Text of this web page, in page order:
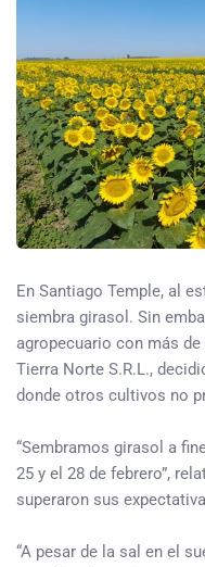
En Santiago Temple, al
siembra girasol. Sin
agropecuario con más
Tierra Norte S.R.L.,
donde otros cultivos no
“Sembramos girasol a
25 y el 28 de febrero”,
superaron sus
“A pesar de la sal en el